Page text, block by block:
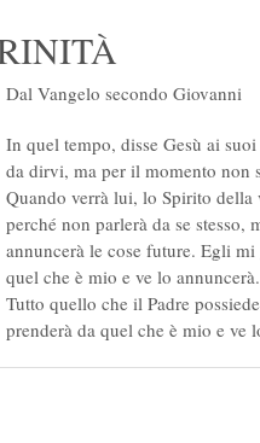
Dal Vangelo secondo Giovanni
In quel tempo, disse Gesù ai
da dirvi, ma per il momento non
Quando verrà lui, lo Spirito della
perché non parlerà da se
annuncerà le cose future. Egli
quel che è mio e ve lo annuncerà.
Tutto quello che il Padre
prenderà da quel che è mio e ve